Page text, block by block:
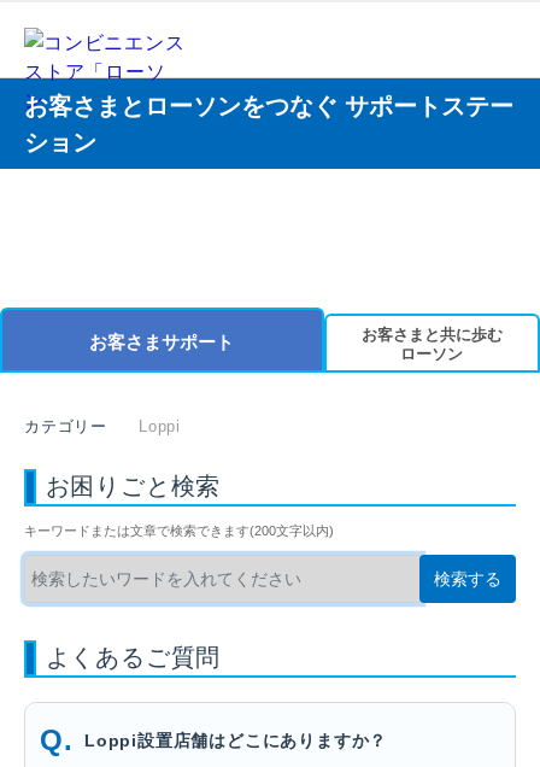
お客さまとローソンをつなぐ サポートステー
ション
お客さまサポート
お客さまと共に歩む
ローソン
カテゴリー Loppi
お困りごと検索
キーワードまたは文章で検索できます(200文字以内)
よくあるご質問
Loppi設置店舗はどこにありますか？